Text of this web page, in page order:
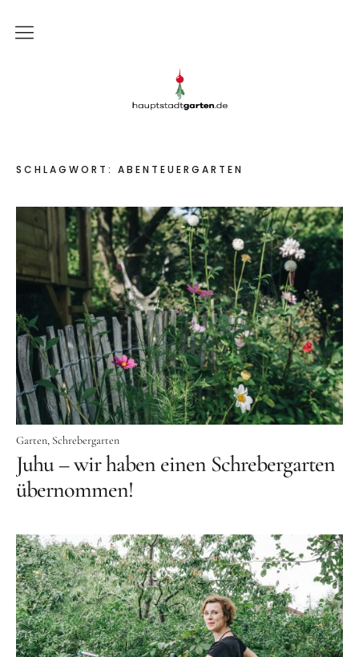
Gartenblog Hauptstadtgarten
Gartenblog
Garten
Balkon
Rezepte
DIY
Presse
SCHLAGWORT: ABENTEUERGARTEN
Garten Schrebergarten
Juhu – wir haben einen Schrebergarten
übernommen!